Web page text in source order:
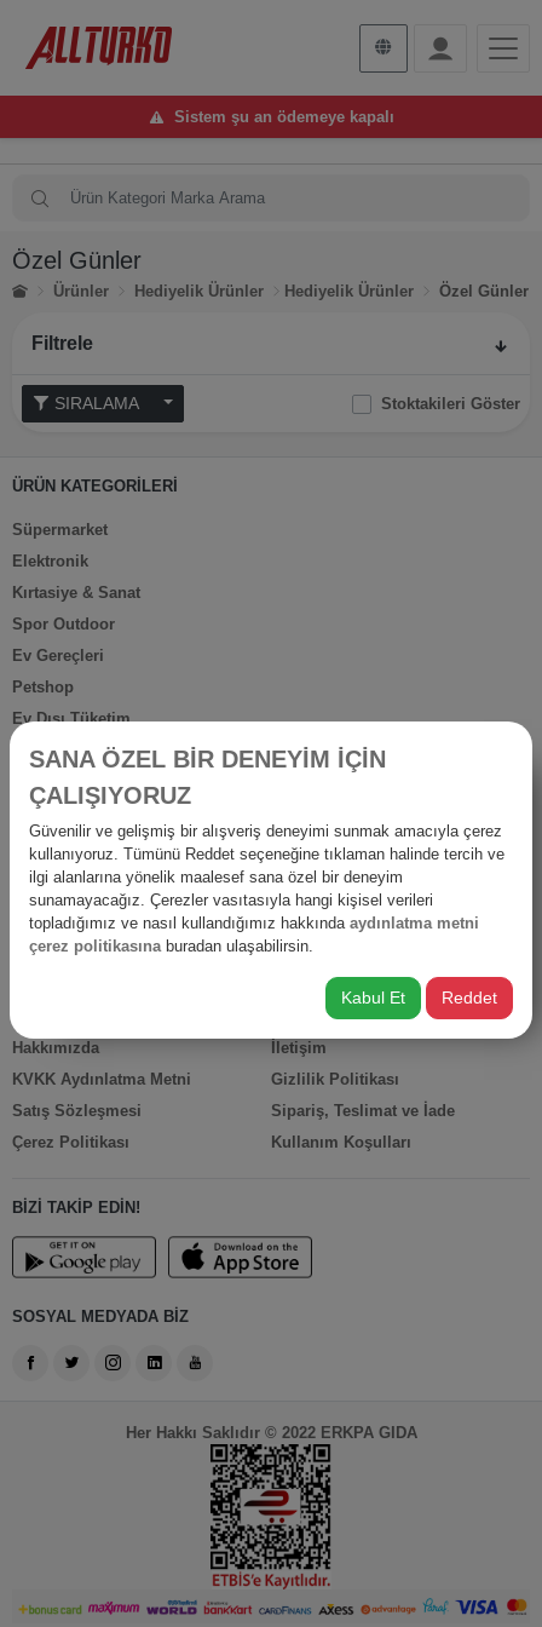
Sistem şu an ödemeye kapalı
Özel Günler
Ürünler Hediyelik Ürünler Hediyelik Ürünler Özel Günler
Filtrele
Stoktakileri Göster
ÜRÜN KATEGORİLERİ
Süpermarket
Elektronik
Kırtasiye & Sanat
Spor Outdoor
Ev Gereçleri
Petshop
Ev Dışı Tüketim
Kişisel Bakım
İş Yerine Özel
Oto-Yapı-Bahçe
Hediyelik Ürünler
Diğer Ürünler
İsraf
Hakkımızda
KVKK Aydınlatma Metni
Satış Sözleşmesi
Çerez Politikası
İletişim
Gizlilik Politikası
Sipariş, Teslimat ve İade
Kullanım Koşulları
BİZİ TAKİP EDİN!
SOSYAL MEDYADA BİZ
Her Hakkı Saklıdır © 2022 ERKPA GIDA
SANA ÖZEL BİR DENEYİM İÇİN
ÇALIŞIYORUZ
Güvenilir ve gelişmiş bir alışveriş deneyimi sunmak amacıyla çerez
kullanıyoruz. Tümünü Reddet seçeneğine tıklaman halinde tercih ve
ilgi alanlarına yönelik maalesef sana özel bir deneyim
sunamayacağız. Çerezler vasıtasıyla hangi kişisel verileri
topladığımız ve nasıl kullandığımız hakkında aydınlatma metni
çerez politikasına buradan ulaşabilirsin.
Kabul Et Reddet